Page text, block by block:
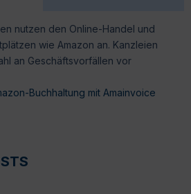
nutzen den Online-Handel und
wie Amazon an. Kanzleien
an Geschäftsvorfällen vor
Buchhaltung mit Amainvoice